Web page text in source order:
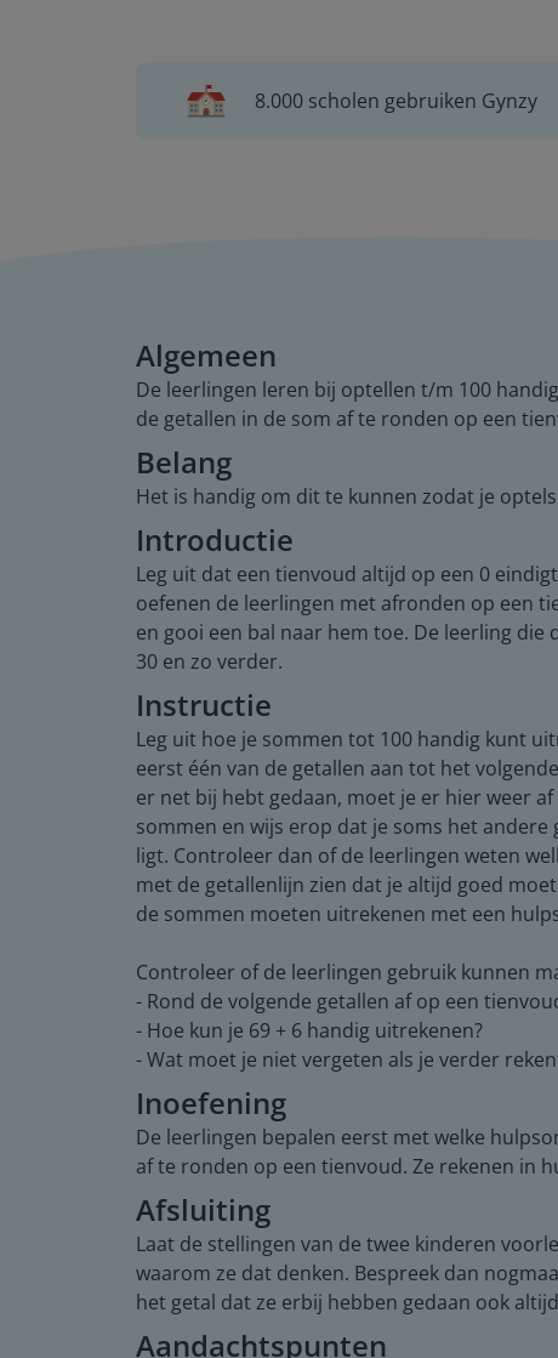
8.000 scholen gebruiken Gynzy
Algemeen
De leerlingen leren bij optellen t/m 100
de getallen in de som af te ronden op een
Belang
Het is handig om dit te kunnen zodat je
Introductie
Leg uit dat een tienvoud altijd op een 0
oefenen de leerlingen met afronden op een
en gooi een bal naar hem toe. De leerling
30 en zo verder.
Instructie
Leg uit hoe je sommen tot 100 handig kunt
eerst één van de getallen aan tot het
er net bij hebt gedaan, moet je er hier weer
sommen en wijs erop dat je soms het
ligt. Controleer dan of de leerlingen weten
met de getallenlijn zien dat je altijd goed
de sommen moeten uitrekenen met een
Controleer of de leerlingen gebruik kunnen
- Rond de volgende getallen af op een
- Hoe kun je 69 + 6 handig uitrekenen?
- Wat moet je niet vergeten als je verder
Inoefening
De leerlingen bepalen eerst met welke
af te ronden op een tienvoud. Ze rekenen in
Afsluiting
Laat de stellingen van de twee kinderen
waarom ze dat denken. Bespreek dan
het getal dat ze erbij hebben gedaan ook
Aandachtspunten